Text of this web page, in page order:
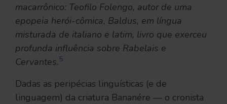
macarrônico: Teofilo Folengo, autor de uma
epopeia herói-cômica, Baldus, em língua
misturada de italiano e latim, livro que exerceu
profunda influência sobre Rabelais e
Cervantes. 5
Dadas as peripécias linguísticas (e de
linguagem) da criatura Bananére — o cronista